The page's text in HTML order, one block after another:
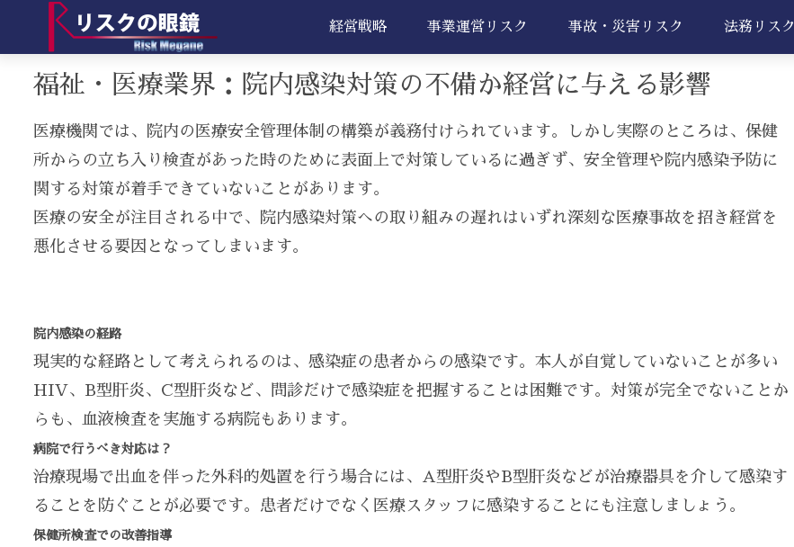
経営戦略 事業運営リスク 事故・災害リスク 法務リスク
福祉・医療業界：院内感染対策の不備か経営に与える影響
医療機関では、院内の医療安全管理体制の構築が義務付けられています。しかし実際のところは、保健
所からの立ち入り検査があった時のために表面上で対策しているに過ぎず、安全管理や院内感染予防に
関する対策が着手できていないことがあります。
医療の安全が注目される中で、院内感染対策への取り組みの遅れはいずれ深刻な医療事故を招き経営を
悪化させる要因となってしまいます。
院内感染の経路
現実的な経路として考えられるのは、感染症の患者からの感染です。本人が自覚していないことが多い
HIV、B型肝炎、C型肝炎など、問診だけで感染症を把握することは困難です。対策が完全でないことか
らも、血液検査を実施する病院もあります。
病院で行うべき対応は？
治療現場で出血を伴った外科的処置を行う場合には、A型肝炎やB型肝炎などが治療器具を介して感染す
ることを防ぐことが必要です。患者だけでなく医療スタッフに感染することにも注意しましょう。
保健所検査での改善指導